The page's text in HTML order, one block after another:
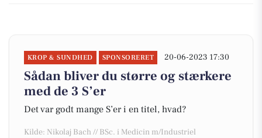
KROP & SUNDHED SPONSORERET 20-06-2023 17:30
Sådan bliver du større og stærkere
med de 3 S’er
Det var godt mange S’er i en titel, hvad?
Kilde: Nikolaj Bach // BSc. i Medicin m/Industriel